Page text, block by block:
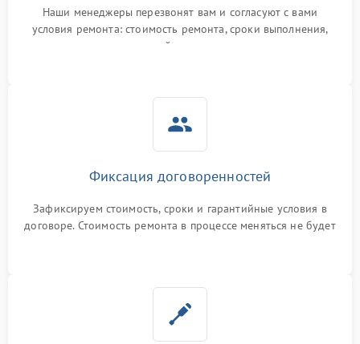
Наши менеджеры перезвонят вам и согласуют с вами
условия ремонта: стоимость ремонта, сроки выполнения,
гарантийные условия
Фиксация договоренностей
Зафиксируем стоимость, сроки и гарантийные условия в
договоре. Стоимость ремонта в процессе меняться не будет